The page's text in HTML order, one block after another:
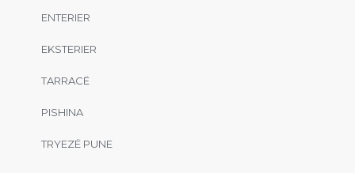
ENTERIER
EKSTERIER
TARRACË
PISHINA
TRYEZË PUNE